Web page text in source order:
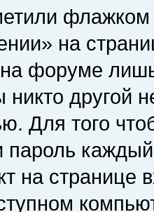
флажком
на
форуме
никто другой
Для того
пароль
на